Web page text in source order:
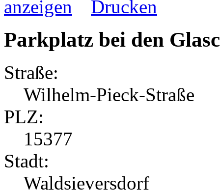
Parkplatz bei den
Straße:
Wilhelm-Pieck-Straße
PLZ:
15377
Stadt:
Waldsieversdorf